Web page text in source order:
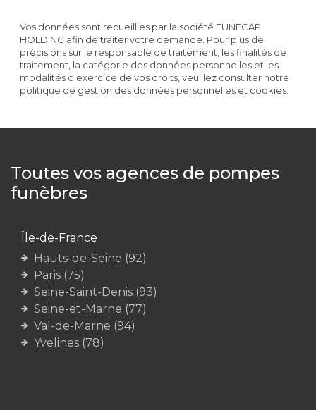
Vos données sont recueillies par la société FUNECAP
HOLDING afin de traiter votre demande. Pour plus de
précisions sur le responsable de traitement, les finalités de
traitement, la catégorie des données personnelles et les
modalités d'exercice de vos droits, veuillez consulter notre
politique de gestion des données personnelles et cookies.
Toutes vos agences de pompes
funèbres
Île-de-France
Hauts-de-Seine (92)
Paris (75)
Seine-Saint-Denis (93)
Seine-et-Marne (77)
Val-de-Marne (94)
Yvelines (78)